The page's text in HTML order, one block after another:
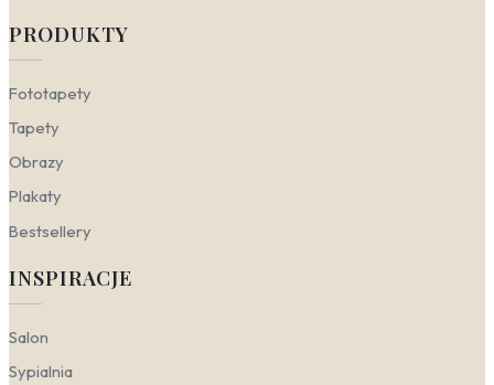
PRODUKTY
Fototapety
Tapety
Obrazy
Plakaty
Bestsellery
INSPIRACJE
Salon
Sypialnia